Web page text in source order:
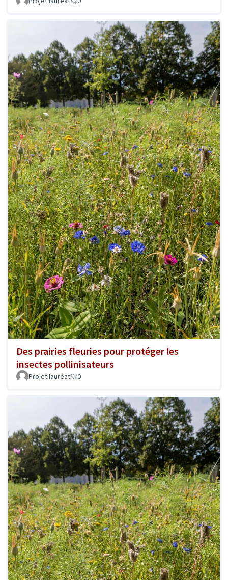
Des prairies fleuries pour protéger les
insectes pollinisateurs
Projet lauréat 0